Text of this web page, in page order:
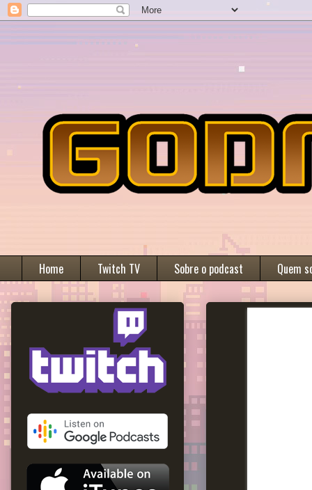
Home Twitch TV Sobre o podcast Quem